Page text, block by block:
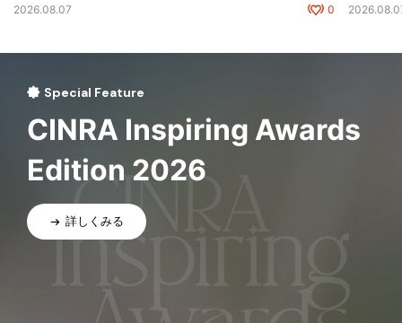
2026.08.07 0
Special Feature
CINRA Inspiring Awards
Edition 2026
詳しくみる